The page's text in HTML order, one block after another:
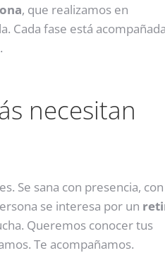
, que realizamos en
Cada fase está
necesitan
Se sana con presencia, con
se interesa por un
Queremos conocer tus
Te acompañamos.